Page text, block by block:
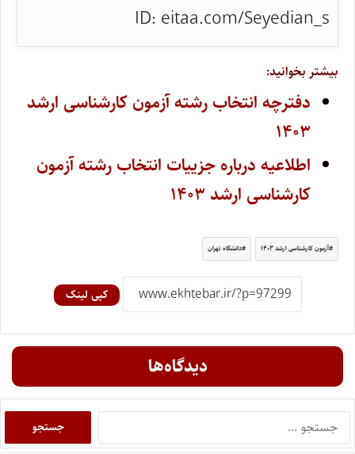
ID: eitaa.com/Seyedian_s
بیشتر بخوانید:
دفترچه انتخاب رشته آزمون کارشناسی ارشد
۱۴۰۳
اطلاعیه درباره جزییات انتخاب رشته‌ آزمون
کارشناسی ارشد ۱۴۰۳
آزمون کارشناسی ارشد ۱۴۰۳ دانشگاه تهران
کپی لینک
دیدگاه‌ها